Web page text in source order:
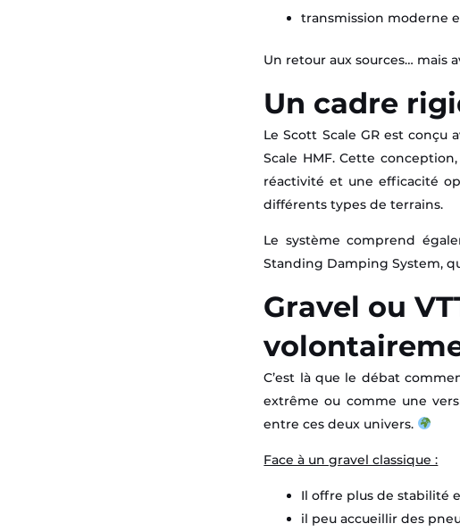
transmission moderne
Un retour aux sources… mais
Un cadre
Le Scott Scale GR est conçu
Scale HMF. Cette
réactivité et une efficacité
différents types de terrains.
Le système comprend
Standing Damping System,
Gravel ou
C’est là que le débat
extrême ou comme une
entre ces deux univers.
Face à un gravel classique :
Il offre plus de stabilité
il peu accueillir des